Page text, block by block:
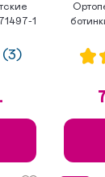
1
(3)